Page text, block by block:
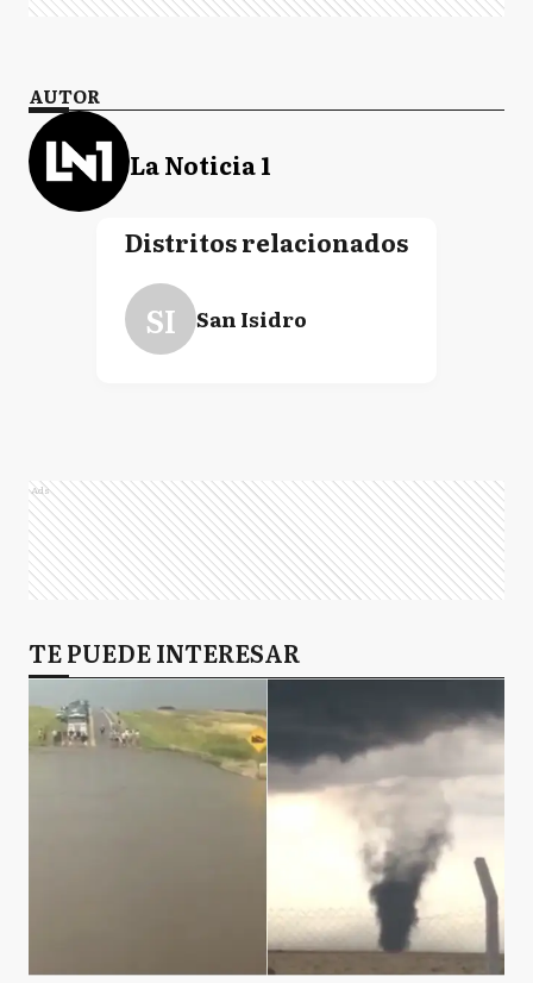
AUTOR
La Noticia 1
Distritos relacionados
SI San Isidro
Ads
TE PUEDE INTERESAR